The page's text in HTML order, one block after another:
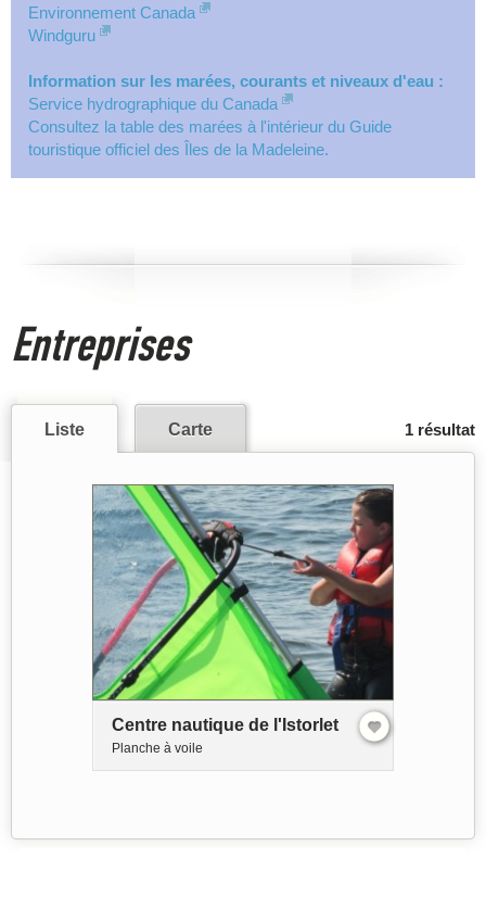
Environnement Canada
Windguru
Information sur les marées, courants et niveaux d'eau :
Service hydrographique du Canada
Consultez la table des marées à l'intérieur du Guide
touristique officiel des Îles de la Madeleine.
Entreprises
1 résultat
Liste Carte
Centre nautique de l'Istorlet
Planche à voile